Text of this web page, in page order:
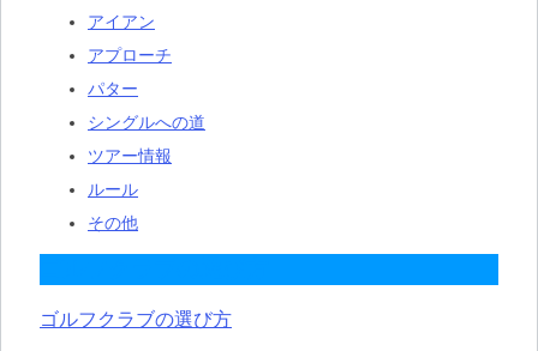
アイアン
アプローチ
パター
シングルへの道
ツアー情報
ルール
その他
ゴルフクラブの選び方